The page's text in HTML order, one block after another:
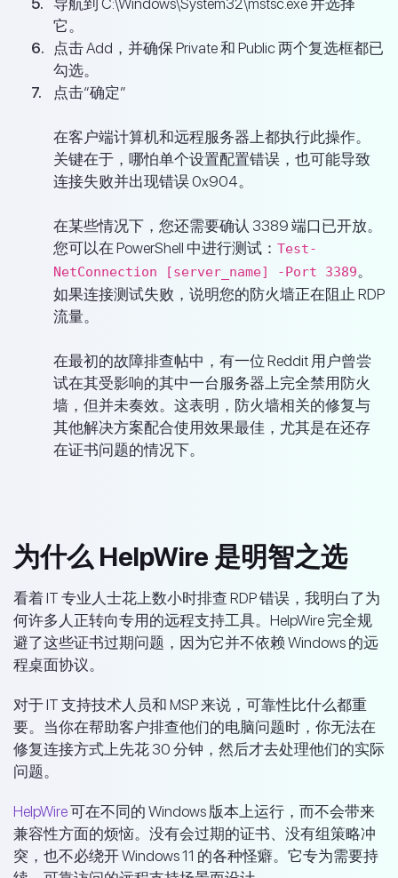
导航到 C:\Windows\System32\mstsc.exe 并选择
它。
点击 Add，并确保 Private 和 Public 两个复选框都已
勾选。
点击“确定”
在客户端计算机和远程服务器上都执行此操作。
关键在于，哪怕单个设置配置错误，也可能导致
连接失败并出现错误 0x904。
在某些情况下，您还需要确认 3389 端口已开放。
您可以在 PowerShell 中进行测试： Test-
NetConnection [server_name] -Port 3389。
如果连接测试失败，说明您的防火墙正在阻止 RDP
流量。
在最初的故障排查帖中，有一位 Reddit 用户曾尝
试在其受影响的其中一台服务器上完全禁用防火
墙，但并未奏效。这表明，防火墙相关的修复与
其他解决方案配合使用效果最佳，尤其是在还存
在证书问题的情况下。
为什么 HelpWire 是明智之选
看着 IT 专业人士花上数小时排查 RDP 错误，我明白了为
何许多人正转向专用的远程支持工具。HelpWire 完全规
避了这些证书过期问题，因为它并不依赖 Windows 的远
程桌面协议。
对于 IT 支持技术人员和 MSP 来说，可靠性比什么都重
要。当你在帮助客户排查他们的电脑问题时，你无法在
修复连接方式上先花 30 分钟，然后才去处理他们的实际
问题。
HelpWire可在不同的 Windows 版本上运行，而不会带来
兼容性方面的烦恼。没有会过期的证书、没有组策略冲
突，也不必绕开 Windows 11 的各种怪癖。它专为需要持